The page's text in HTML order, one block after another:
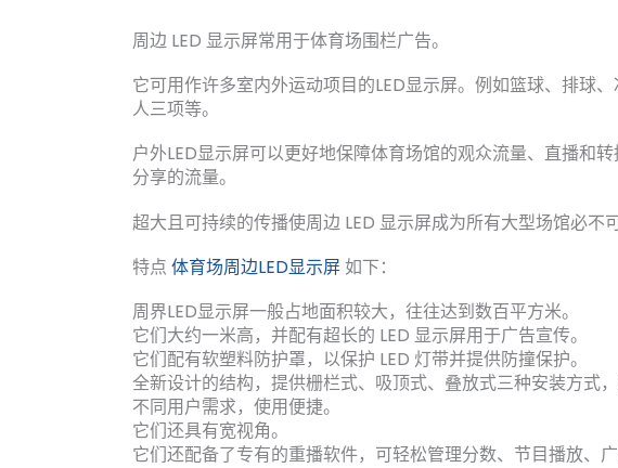
周边 LED 显示屏常用于体育场围栏广告。
它可用作许多室内外运动项目的LED显示屏。例如篮球、排球
人三项等。
户外LED显示屏可以更好地保障体育场馆的观众流量、直播和
分享的流量。
超大且可持续的传播使周边 LED 显示屏成为所有大型场馆必不
特点 体育场周边LED显示屏如下：
周界LED显示屏一般占地面积较大，往往达到数百平方米。
它们大约一米高，并配有超长的 LED 显示屏用于广告宣传。
它们配有软塑料防护罩，以保护 LED 灯带并提供防撞保护。
全新设计的结构，提供栅栏式、吸顶式、叠放式三种安装方式
不同用户需求，使用便捷。
它们还具有宽视角。
它们还配备了专有的重播软件，可轻松管理分数、节目播放、广